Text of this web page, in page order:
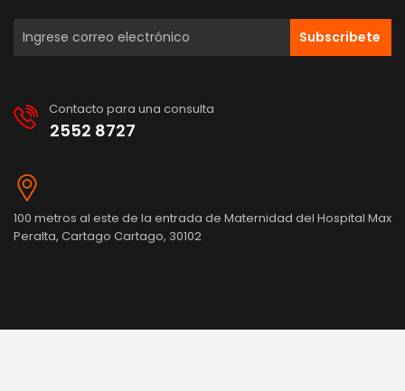
Subscribete
Contacto para una consulta
2552 8727
100 metros al este de la entrada de Maternidad del Hospital Max
Peralta, Cartago Cartago, 30102